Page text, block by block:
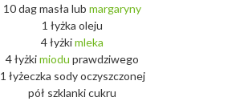
10 dag masła lub margaryny
1 łyżka oleju
4 łyżkimleka
4 łyżkimiodu prawdziwego
1 łyżeczka sody oczyszczonej
pół szklanki cukru